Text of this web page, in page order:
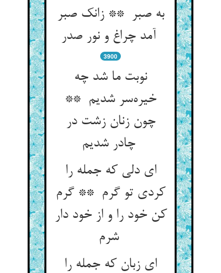
به صبر ** زانک صبر
3900
نوبت ما شد چه
خیره‌سر شدیم **
چون زنان زشت در
ای دلی که جمله را
کردی تو گرم ** گرم
کن خود را و از خود دار
شرم
ای زبان که جمله را